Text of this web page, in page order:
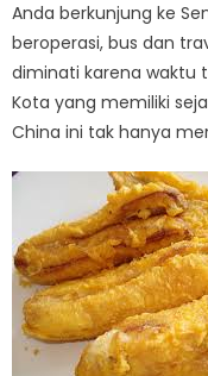
Anda berkunjung ke
beroperasi, bus dan
diminati karena waktu
Kota yang memiliki
China ini tak hanya